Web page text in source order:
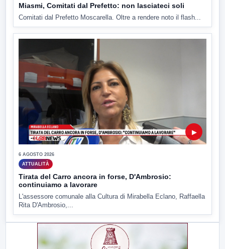
Miasmi, Comitati dal Prefetto: non lasciateci soli
Comitati dal Prefetto Moscarella. Oltre a rendere noto il flash...
▶
6 AGOSTO 2026
ATTUALITÀ
Tirata del Carro ancora in forse, D'Ambrosio:
continuiamo a lavorare
L'assessore comunale alla Cultura di Mirabella Eclano, Raffaella
Rita D'Ambrosio,...